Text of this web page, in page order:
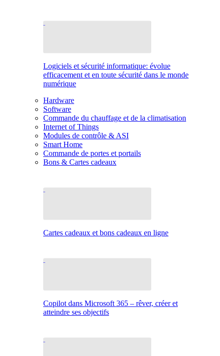
Logiciels et sécurité informatique: évolue
efficacement et en toute sécurité dans le monde
numérique
Hardware
Software
Commande du chauffage et de la climatisation
Internet of Things
Modules de contrôle & ASI
Smart Home
Commande de portes et portails
Bons & Cartes cadeaux
Cartes cadeaux et bons cadeaux en ligne
Copilot dans Microsoft 365 – rêver, créer et
atteindre ses objectifs